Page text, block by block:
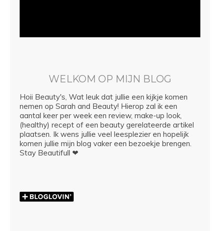
WELKOM OP MIJN BLOG
Hoii Beauty's, Wat leuk dat jullie een kijkje komen
nemen op Sarah and Beauty! Hierop zal ik een
aantal keer per week een review, make-up look,
(healthy) recept of een beauty gerelateerde artikel
plaatsen. Ik wens jullie veel leesplezier en hopelijk
komen jullie mijn blog vaker een bezoekje brengen.
Stay Beautifull ❤